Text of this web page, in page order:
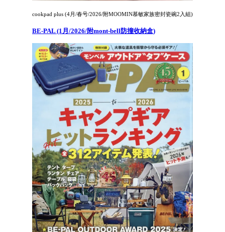
cookpad plus (4月/春号/2026/附MOOMIN慕敏家族密封瓷碗2入組)
BE-PAL (1月/2026/附mont-bell防撞收納盒)